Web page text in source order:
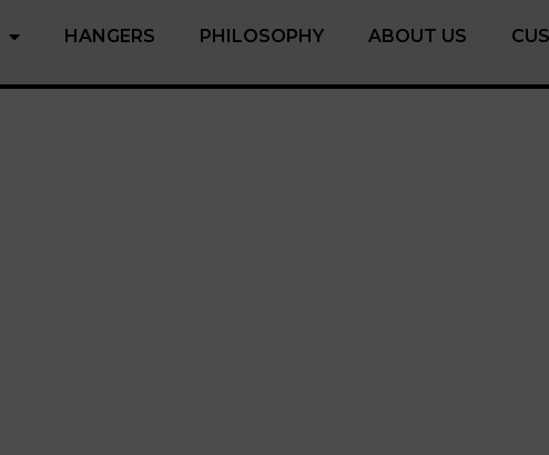
HANGERS PHILOSOPHY ABOUT US